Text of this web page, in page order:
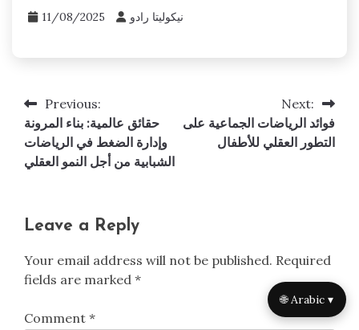
11/08/2025 نيكوليتا رادو
Post
navigation
Previous:
حقائق عالمية: بناء المرونة
وإدارة الضغط في الرياضات
الشبابية من أجل النمو العقلي
Next:
فوائد الرياضات الجماعية على
التطور العقلي للأطفال
Leave a Reply
Your email address will not be published. Required
fields are marked *
Comment *
🌐 Arabic ▾